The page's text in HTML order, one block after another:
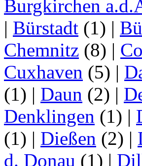
Burgkirchen
| Bürstadt (1) |
Chemnitz (8) |
Cuxhaven (5) |
(1) | Daun (2) |
Denklingen (1) |
(1) | Dießen (2) |
d. Donau (1) |